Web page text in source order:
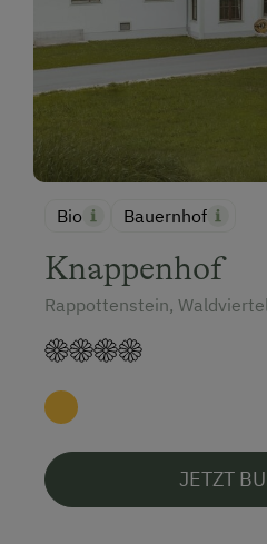
Besondere Unterkünfte
Historische Höfe
E-Bike-Verleih
Direkt an der Loipe
Schneeschuhwandern
Kulinarik / Genuss
Betriebe mit
Musikerhöfe
Bio Bauernhof
Knappenhof
Rappottenstein,
JETZT